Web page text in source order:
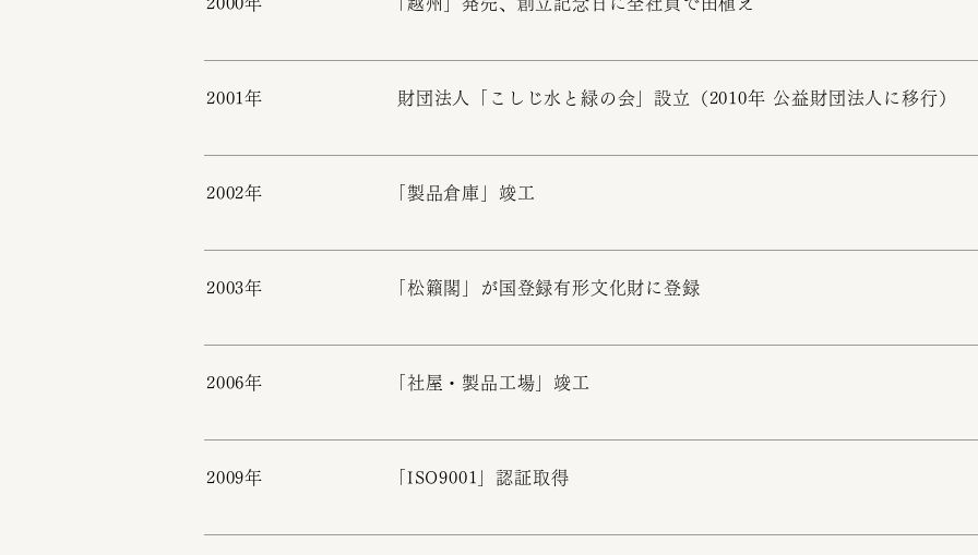
2001年 財団法人「こしじ水と緑の会」設立（2010年 公益財団法人に移行）
2002年 「製品倉庫」竣工
2003年 「松籟閣」が国登録有形文化財に登録
2006年 「社屋・製品工場」竣工
2009年 「ISO9001」認証取得